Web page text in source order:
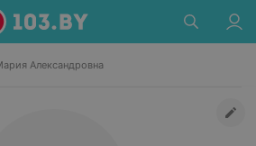
Александровна